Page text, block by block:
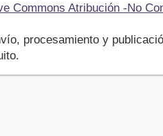
Commons Atribución -No
procesamiento y